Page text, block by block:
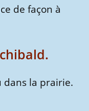
de façon à
dans la prairie.